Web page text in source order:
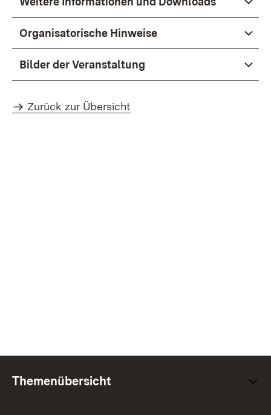
Organisatorische Hinweise
Bilder der Veranstaltung
Zurück zur Übersicht
Themenübersicht